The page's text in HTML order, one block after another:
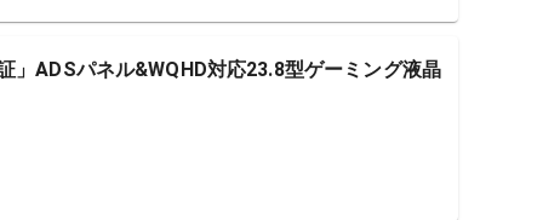
」ADSパネル&WQHD対応23.8型ゲーミング液晶